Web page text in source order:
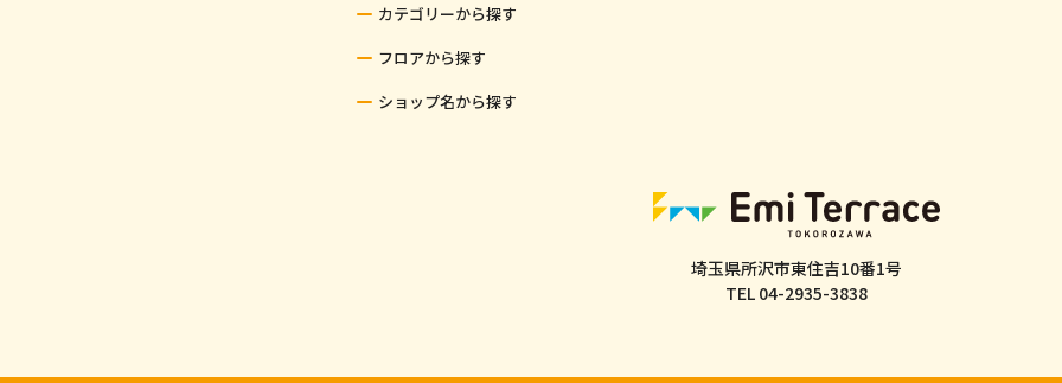
カテゴリーから探す
フロアから探す
ショップ名から探す
埼玉県所沢市東住吉10番1号
TEL 04-2935-3838